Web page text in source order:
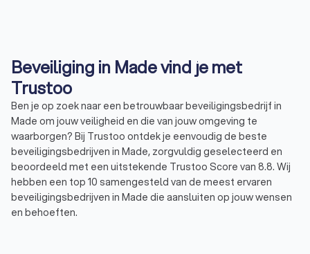
Beveiliging in Made vind je met
Trustoo
Ben je op zoek naar een betrouwbaar beveiligingsbedrijf in
Made om jouw veiligheid en die van jouw omgeving te
waarborgen? Bij Trustoo ontdek je eenvoudig de beste
beveiligingsbedrijven in Made, zorgvuldig geselecteerd en
beoordeeld met een uitstekende Trustoo Score van 8.8. Wij
hebben een top 10 samengesteld van de meest ervaren
beveiligingsbedrijven in Made die aansluiten op jouw wensen
en behoeften.